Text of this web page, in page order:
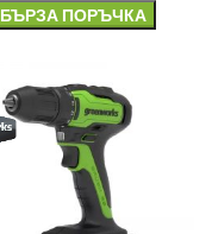
БЪРЗА ПОРЪЧКА